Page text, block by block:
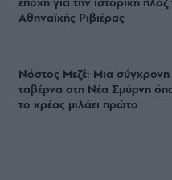
εποχή για την ιστορική πλαζ
Αθηναϊκής Ριβιέρας
Νόστος Μεζέ: Μια σύγχρονη
ταβέρνα στη Νέα Σμύρνη
το κρέας μιλάει πρώτο